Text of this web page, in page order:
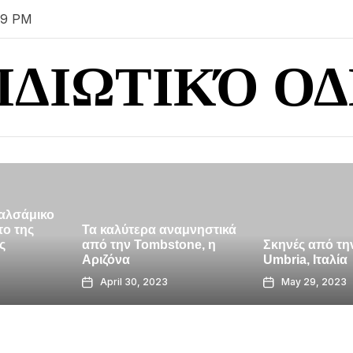
PM
η
Σκηνές από την Beautiful
Umbria, Ιταλία
May 29, 2023
στο Παρίσι
ασφαλές
May 24,